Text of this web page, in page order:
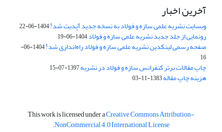
آخرین اخبار
وبسایت نشریه علمی سازه و فولاد به نسخه جدید آپدیت شد!1404-06-22
رونمایی از جلد جدید نشریه علمی سازه و فولاد1404-06-19
صفحه رسمی لینکدین نشریه علمی سازه و فولاد راه‌اندازی شد!
1404-06-
16
چاپ مقالات برتر کنفرانس سازه و فولاد در نشریه1397-07-15
هزینه چاپ مقاله1383-11-03
This work is licensed under aCreative Commons Attribution-
NonCommercial 4.0 International License
.